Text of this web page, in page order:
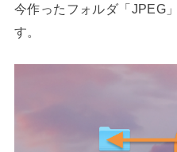
今作ったフォルダ「JPEG
す。